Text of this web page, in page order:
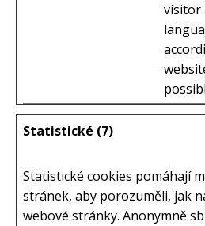
visitor
Statistické (7)
Statistické cookies pomáhají
stránek, aby porozuměli, jak
webové stránky. Anonymně